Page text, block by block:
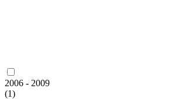
2006 - 2009
(1)